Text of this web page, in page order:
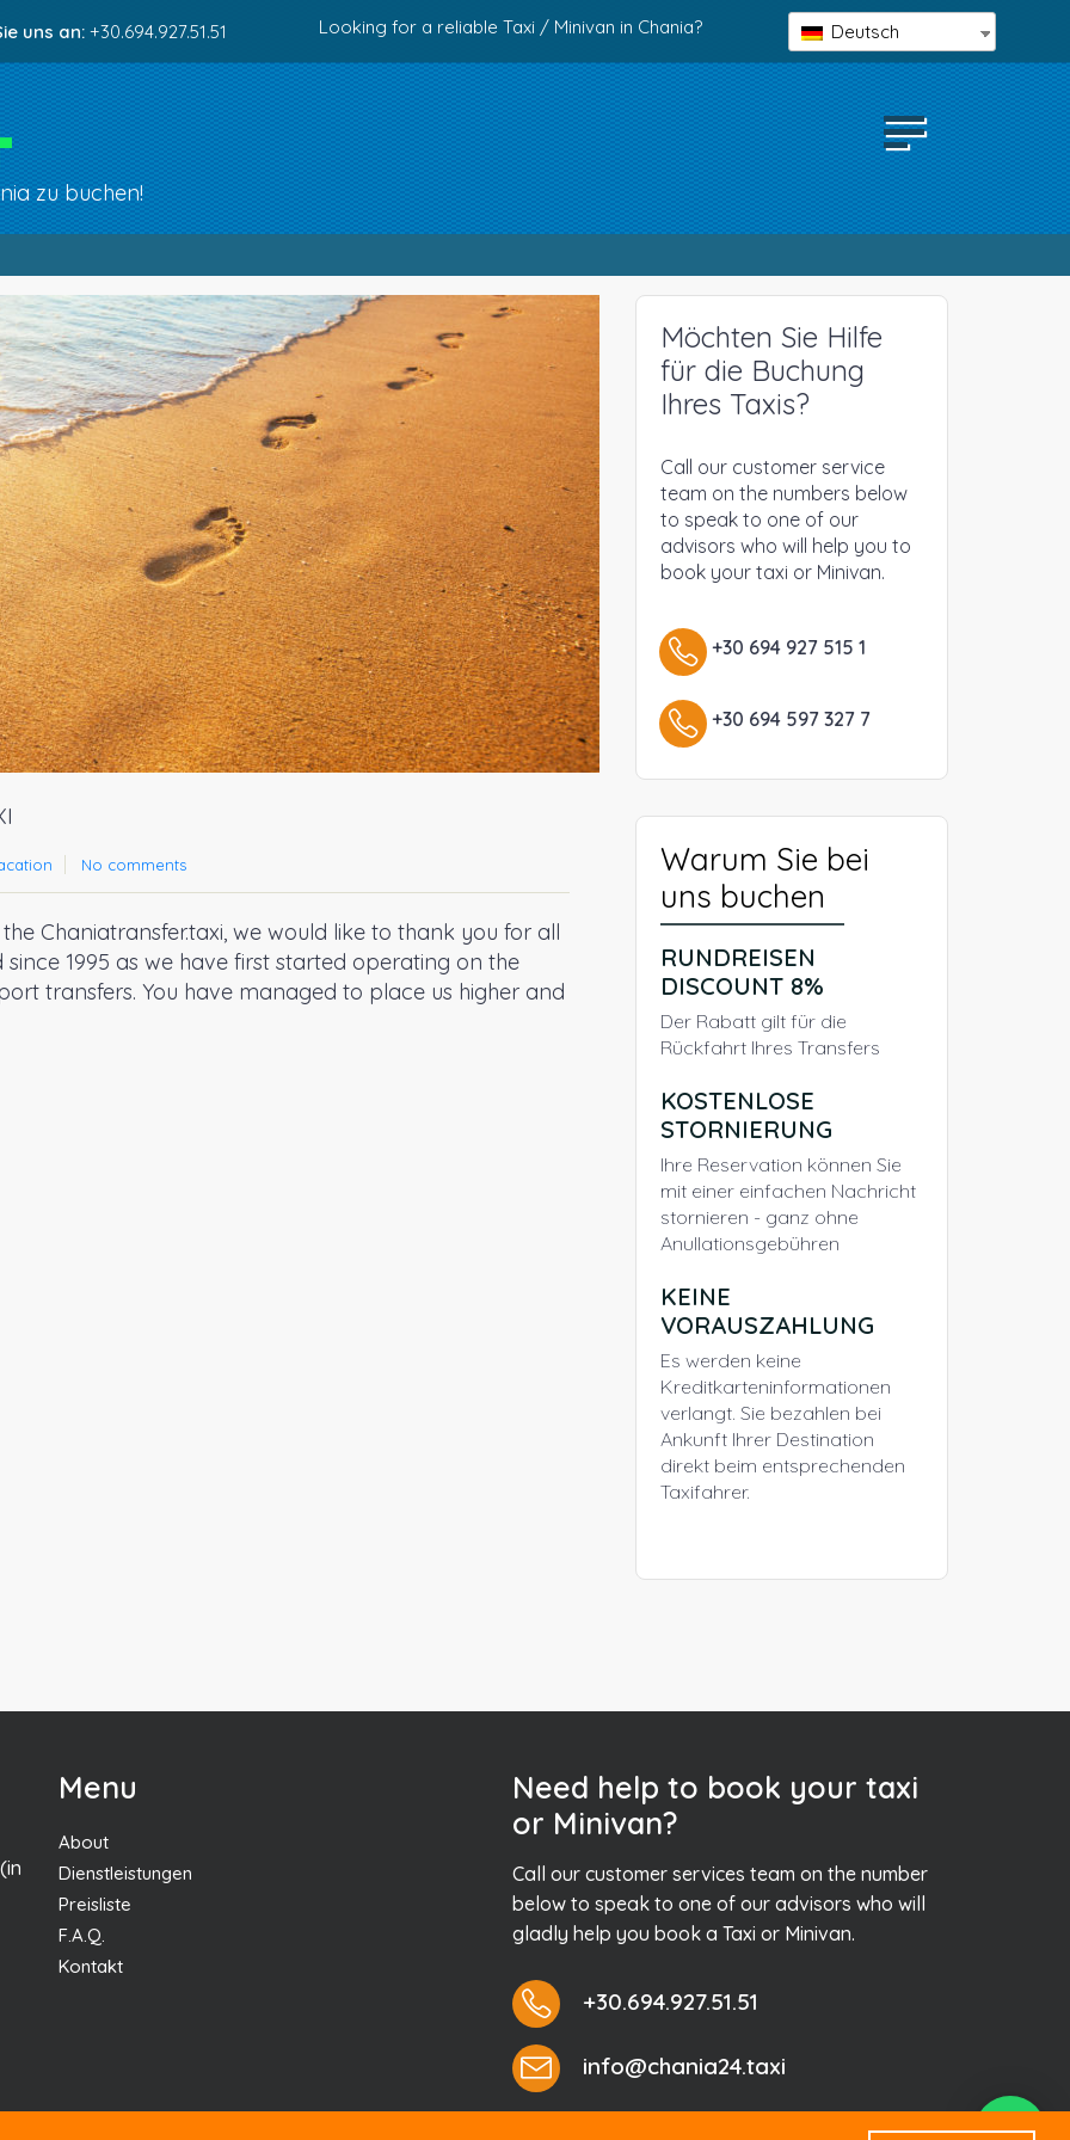
uns an: +30.694.927.51.51 Looking for a reliable Taxi / Minivan in Chania? Deutsch
zu buchen!
No comments
Chaniatransfer.taxi, we would like to thank you for all
1995 as we have first started operating on the
transfers. You have managed to place us higher and
Möchten Sie Hilfe
für die Buchung
Ihres Taxis?
Call our customer service
team on the numbers below
to speak to one of our
advisors who will help you to
book your taxi or Minivan.
+30 694 927 515 1
+30 694 597 327 7
Warum Sie bei
uns buchen
RUNDREISEN
DISCOUNT 8%
Der Rabatt gilt für die
Rückfahrt Ihres Transfers
KOSTENLOSE
STORNIERUNG
Ihre Reservation können Sie
mit einer einfachen Nachricht
stornieren - ganz ohne
Anullationsgebühren
KEINE
VORAUSZAHLUNG
Es werden keine
Kreditkarteninformationen
verlangt. Sie bezahlen bei
Ankunft Ihrer Destination
direkt beim entsprechenden
Taxifahrer.
Menu
About
Dienstleistungen
Preisliste
F.A.Q.
Kontakt
Need help to book your taxi
or Minivan?
Call our customer services team on the number
below to speak to one of our advisors who will
gladly help you book a Taxi or Minivan.
+30.694.927.51.51
info@chania24.taxi